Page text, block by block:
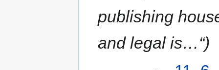
publishing
and legal is…“